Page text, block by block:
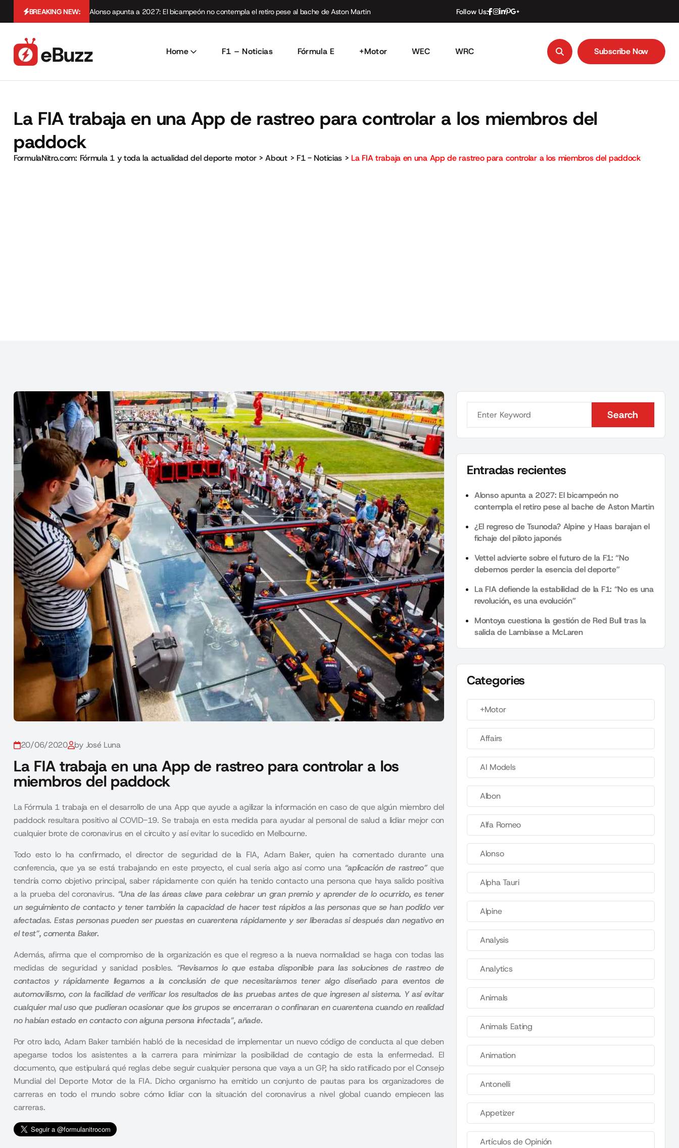
BREAKING NEW: Alonso apunta a 2027: El bicampeón no contempla el retiro pese al bache de Aston Martin Follow Us:
Home F1 – Noticias Fórmula E +Motor WEC WRC Subscribe Now
La FIA trabaja en una App de rastreo para controlar a los miembros del
paddock
FormulaNitro.com: Fórmula 1 y toda la actualidad del deporte motor>About> F1 - Noticias > La FIA trabaja en una App de rastreo para controlar a los miembros del paddock
20/06/2020 by José Luna
La FIA trabaja en una App de rastreo para controlar a los
miembros del paddock
La Fórmula 1 trabaja en el desarrollo de una App que ayude a agilizar la información en caso de que algún miembro del
paddock resultara positivo al COVID-19. Se trabaja en esta medida para ayudar al personal de salud a lidiar mejor con
cualquier brote de coronavirus en el circuito y así evitar lo sucedido en Melbourne.
Todo esto lo ha confirmado, el director de seguridad de la FIA, Adam Baker, quien ha comentado durante una
conferencia, que ya se está trabajando en este proyecto, el cual sería algo así como una “aplicación de rastreo”que
tendría como objetivo principal, saber rápidamente con quién ha tenido contacto una persona que haya salido positiva
a la prueba del coronavirus. “Una de las áreas clave para celebrar un gran premio y aprender de lo ocurrido, es tener
un seguimiento de contacto y tener también la capacidad de hacer test rápidos a las personas que se han podido ver
afectadas. Estas personas pueden ser puestas en cuarentena rápidamente y ser liberadas si después dan negativo en
el test”, comenta Baker.
Además, afirma que el compromiso de la organización es que el regreso a la nueva normalidad se haga con todas las
medidas de seguridad y sanidad posibles. “Revisamos lo que estaba disponible para las soluciones de rastreo de
contactos y rápidamente llegamos a la conclusión de que necesitaríamos tener algo diseñado para eventos de
automovilismo, con la facilidad de verificar los resultados de las pruebas antes de que ingresen al sistema. Y así evitar
cualquier mal uso que pudieran ocasionar que los grupos se encerraran o confinaran en cuarentena cuando en realidad
no habían estado en contacto con alguna persona infectada”, añade.
Por otro lado, Adam Baker también habló de la necesidad de implementar un nuevo código de conducta al que deben
apegarse todos los asistentes a la carrera para minimizar la posibilidad de contagio de esta la enfermedad. El
documento, que estipulará qué reglas debe seguir cualquier persona que vaya a un GP, ha sido ratificado por el Consejo
Mundial del Deporte Motor de la FIA. Dicho organismo ha emitido un conjunto de pautas para los organizadores de
carreras en todo el mundo sobre cómo lidiar con la situación del coronavirus a nivel global cuando empiecen las
carreras.
Search
Search
Entradas recientes
Alonso apunta a 2027: El bicampeón no
contempla el retiro pese al bache de Aston Martin
¿El regreso de Tsunoda? Alpine y Haas barajan el
fichaje del piloto japonés
Vettel advierte sobre el futuro de la F1: “No
debemos perder la esencia del deporte”
La FIA defiende la estabilidad de la F1: “No es una
revolución, es una evolución”
Montoya cuestiona la gestión de Red Bull tras la
salida de Lambiase a McLaren
Categories
+Motor
Affairs
AI Models
Albon
Alfa Romeo
Alonso
Alpha Tauri
Alpine
Analysis
Analytics
Animals
Animals Eating
Animation
Antonelli
Appetizer
Artículos de Opinión